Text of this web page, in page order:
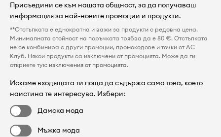
Присъедини се към нашата общност, за да получаваш
информация за най-новите промоции и продукти.
**Отстъпката е еднократна и важи за продукти с редовна цена.
Минималната стойност на поръчката трябва да е 80 €. Отстъпката
не се комбинира с други промоции, промокодове и точки от AC
Клуб. Някои продукти са изключени от промоцията. Може да ги
откриете тук: изключения от промоцията.
Искаме входящата ти поща да съдържа само това, което
наистина те интересува. Избери:
Дамска мода
Мъжка мода